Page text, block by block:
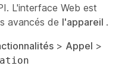
L'interface Web est
avancés de l'appareil .
> Appel >